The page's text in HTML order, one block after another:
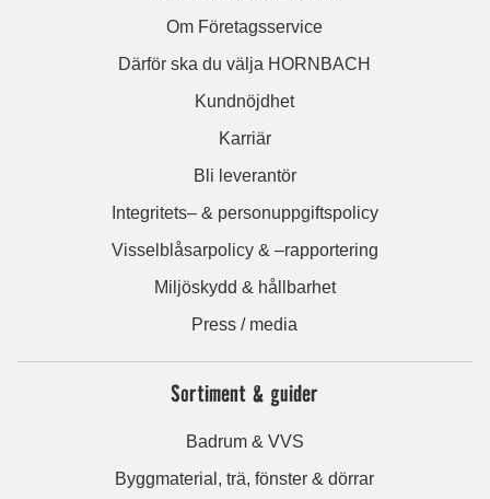
Om Företagsservice
Därför ska du välja HORNBACH
Kundnöjdhet
Karriär
Bli leverantör
Integritets– & personuppgiftspolicy
Visselblåsarpolicy & –rapportering
Miljöskydd & hållbarhet
Press / media
Sortiment & guider
Badrum & VVS
Byggmaterial, trä, fönster & dörrar